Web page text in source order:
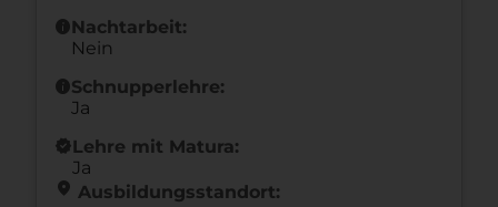
infoNachtarbeit:
Nein
infoSchnupperlehre:
Ja
new_releasesLehre mit Matura:
Ja
location_on Ausbildungsstandort: